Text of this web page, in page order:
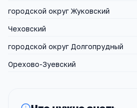
городской округ Жуковский
Чеховский
городской округ Долгопрудный
Орехово-Зуевский